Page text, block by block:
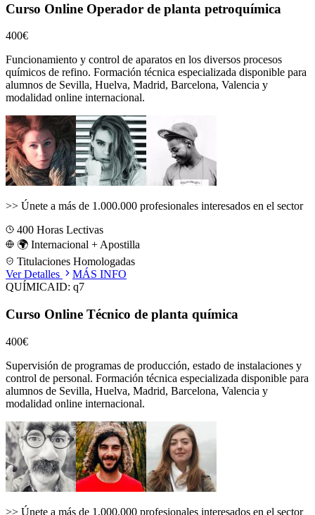
Curso Online Operador de planta petroquímica
400€
Funcionamiento y control de aparatos en los diversos procesos
químicos de refino. Formación técnica especializada disponible para
alumnos de Sevilla, Huelva, Madrid, Barcelona, Valencia y
modalidad online internacional.
>> Únete a más de 1.000.000 profesionales interesados en el sector
400 Horas Lectivas
🌍 Internacional + Apostilla
Titulaciones Homologadas
Ver Detalles
MÁS INFO
QUÍMICAID: q7
Curso Online Técnico de planta química
400€
Supervisión de programas de producción, estado de instalaciones y
control de personal. Formación técnica especializada disponible para
alumnos de Sevilla, Huelva, Madrid, Barcelona, Valencia y
modalidad online internacional.
>> Únete a más de 1.000.000 profesionales interesados en el sector